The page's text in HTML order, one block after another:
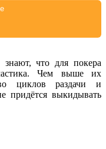
что для покера
Чем выше их
циклов раздачи и
придётся выкидывать